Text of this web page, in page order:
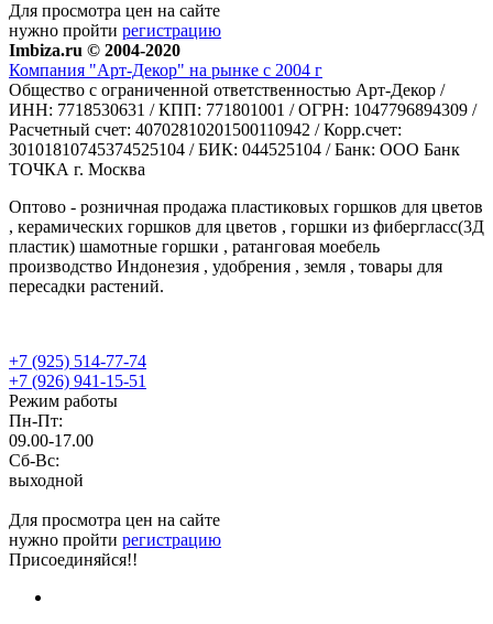
Для просмотра цен на сайте
нужно пройти регистрацию
Imbiza.ru © 2004-2020
Компания "Арт-Декор" на рынке с 2004 г
Общество с ограниченной ответственностью Арт-Декор /
ИНН: 7718530631 / КПП: 771801001 / ОГРН: 1047796894309 /
Расчетный счет: 40702810201500110942 / Корр.счет:
30101810745374525104 / БИК: 044525104 / Банк: ООО Банк
ТОЧКА г. Москва
Оптово - розничная продажа пластиковых горшков для цветов
, керамических горшков для цветов , горшки из фибергласс(3Д
пластик) шамотные горшки , ратанговая моебель
производство Индонезия , удобрения , земля , товары для
пересадки растений.
+7 (925) 514-77-74
+7 (926) 941-15-51
Режим работы
Пн-Пт:
09.00-17.00
Сб-Вс:
выходной
Для просмотра цен на сайте
нужно пройти регистрацию
Присоединяйся!!